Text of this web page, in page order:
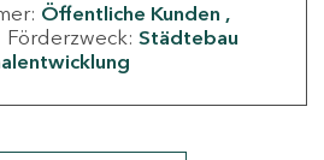
Öffentliche Kunden
Förderzweck: Städtebau